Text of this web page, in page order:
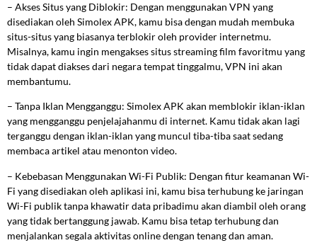
– Akses Situs yang Diblokir: Dengan menggunakan VPN yang
disediakan oleh Simolex APK, kamu bisa dengan mudah membuka
situs-situs yang biasanya terblokir oleh provider internetmu.
Misalnya, kamu ingin mengakses situs streaming film favoritmu yang
tidak dapat diakses dari negara tempat tinggalmu, VPN ini akan
membantumu.
– Tanpa Iklan Mengganggu: Simolex APK akan memblokir iklan-iklan
yang mengganggu penjelajahanmu di internet. Kamu tidak akan lagi
terganggu dengan iklan-iklan yang muncul tiba-tiba saat sedang
membaca artikel atau menonton video.
– Kebebasan Menggunakan Wi-Fi Publik: Dengan fitur keamanan Wi-
Fi yang disediakan oleh aplikasi ini, kamu bisa terhubung ke jaringan
Wi-Fi publik tanpa khawatir data pribadimu akan diambil oleh orang
yang tidak bertanggung jawab. Kamu bisa tetap terhubung dan
menjalankan segala aktivitas online dengan tenang dan aman.